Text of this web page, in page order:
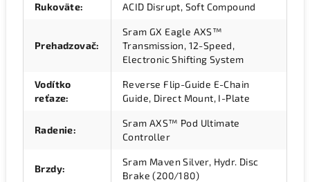
Rukoväte: ACID Disrupt, Soft Compound
Prehadzovač:
Sram GX Eagle AXS™
Transmission, 12-Speed,
Electronic Shifting System
Vodítko
reťaze:
Reverse Flip-Guide E-Chain
Guide, Direct Mount, I-Plate
Radenie:
Sram AXS™ Pod Ultimate
Controller
Brzdy:
Sram Maven Silver, Hydr. Disc
Brake (200/180)